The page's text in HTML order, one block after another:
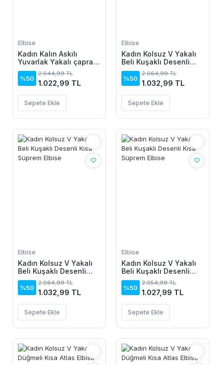
Elbise
Kadın Kalın Askılı
Yuvarlak Yakalı çapraz
Detaylı Yandan
Bağlamalı üst Süprem
Alt Viskon Elbise
%50
2.044,99 TL
1.022,99 TL
Sepete Ekle
Elbise
Kadın Kolsuz V Yakalı
Beli Kuşaklı Desenli
Kısa Süprem Elbise
%50
2.064,99 TL
1.032,99 TL
Sepete Ekle
Elbise
Kadın Kolsuz V Yakalı
Beli Kuşaklı Desenli
Kısa Süprem Elbise
%50
2.064,99 TL
1.032,99 TL
Sepete Ekle
Elbise
Kadın Kolsuz V Yakalı
Beli Kuşaklı Desenli
Kısa Süprem Elbise
%50
2.054,99 TL
1.027,99 TL
Sepete Ekle